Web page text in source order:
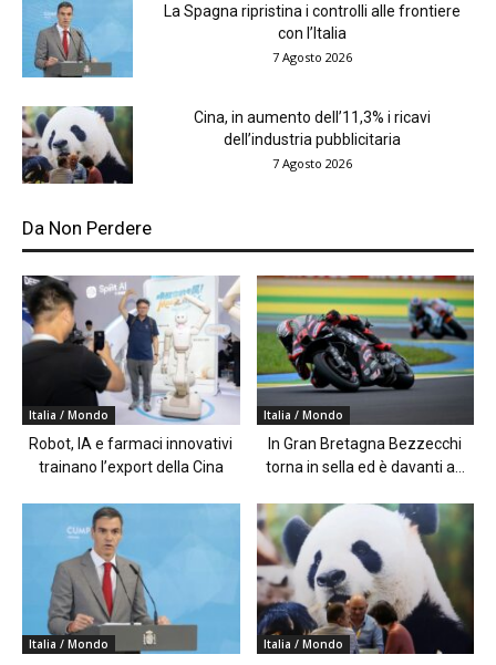
La Spagna ripristina i controlli alle frontiere
con l’Italia
7 Agosto 2026
Cina, in aumento dell’11,3% i ricavi
dell’industria pubblicitaria
7 Agosto 2026
Da Non Perdere
Italia / Mondo
Robot, IA e farmaci innovativi
trainano l’export della Cina
Italia / Mondo
In Gran Bretagna Bezzecchi
torna in sella ed è davanti a...
Italia / Mondo Italia / Mondo